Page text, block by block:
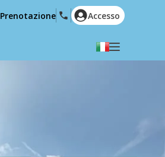
English (US)
Prenotazione Accesso